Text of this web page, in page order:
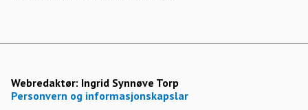
Webredaktør: Ingrid Synnøve Torp
Personvern og informasjonskapslar